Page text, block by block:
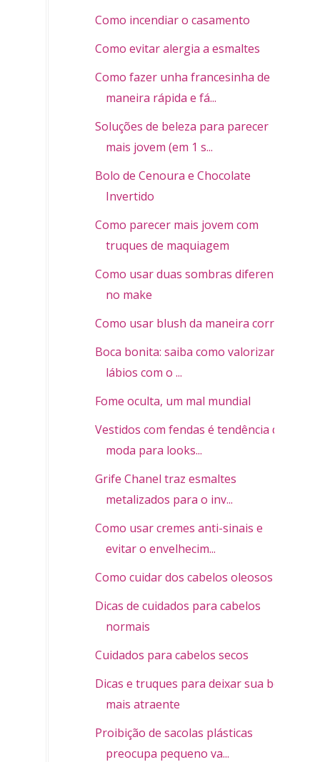
Como incendiar o casamento
Como evitar alergia a esmaltes
Como fazer unha francesinha de
maneira rápida e fá...
Soluções de beleza para parecer
mais jovem (em 1 s...
Bolo de Cenoura e Chocolate
Invertido
Como parecer mais jovem com
truques de maquiagem
Como usar duas sombras diferentes
no make
Como usar blush da maneira correta
Boca bonita: saiba como valorizar os
lábios com o ...
Fome oculta, um mal mundial
Vestidos com fendas é tendência de
moda para looks...
Grife Chanel traz esmaltes
metalizados para o inv...
Como usar cremes anti-sinais e
evitar o envelhecim...
Como cuidar dos cabelos oleosos
Dicas de cuidados para cabelos
normais
Cuidados para cabelos secos
Dicas e truques para deixar sua boca
mais atraente
Proibição de sacolas plásticas
preocupa pequeno va...